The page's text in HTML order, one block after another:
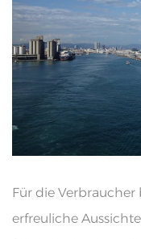
Für die
erfreuliche